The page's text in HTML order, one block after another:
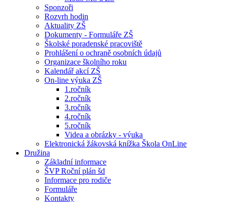
Sponzoři
Rozvrh hodin
Aktuality ZŠ
Dokumenty - Formuláře ZŠ
Školské poradenské pracoviště
Prohlášení o ochraně osobních údajů
Organizace školního roku
Kalendář akcí ZŠ
On-line výuka ZŠ
1.ročník
2.ročník
3.ročník
4.ročník
5.ročník
Videa a obrázky - výuka
Elektronická žákovská knížka Škola OnLine
Družina
Základní informace
ŠVP Roční plán šd
Informace pro rodiče
Formuláře
Kontakty